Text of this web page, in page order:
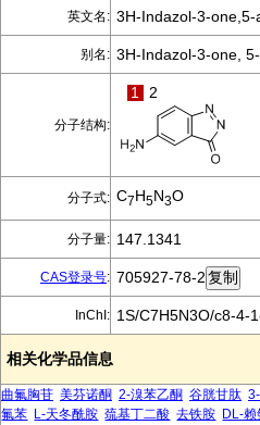
英文名: 3H-Indazol-3-one,5-
别名: 3H-Indazol-3-one,
分子结构:
1 2
分子式: C7H5N3O
分子量: 147.1341
CAS登录号: 705927-78-2
InChI: 1S/C7H5N3O/c8-4-
相关化学品信息
曲氟胸苷 美芬诺酮 2-溴苯乙酮 谷胱甘肽
氟苯 L-天冬酰胺 巯基丁二酸 去铁胺 DL-